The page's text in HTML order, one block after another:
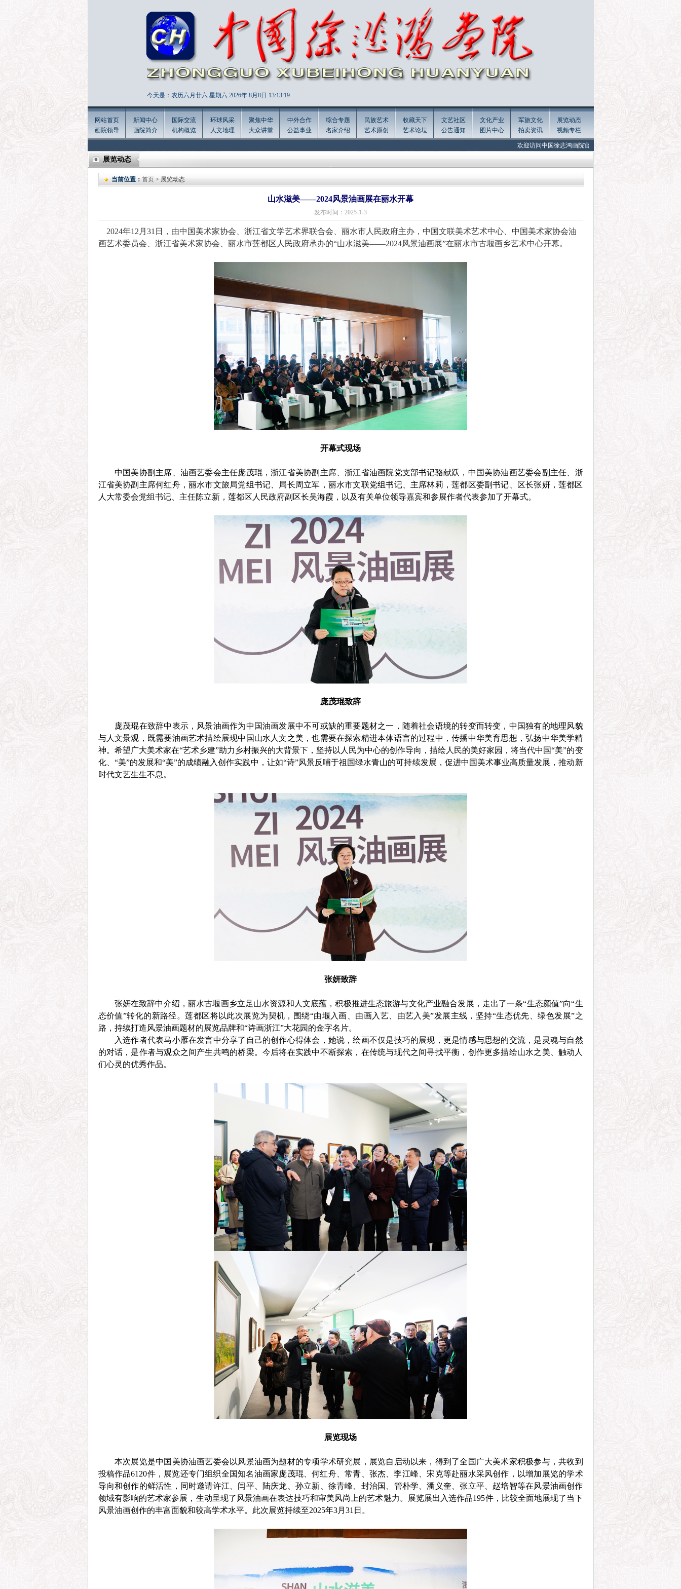
今天是：农历六月廿六 星期六 2026年 8月8日 13:13:21
网站首页
画院领导
新闻中心
画院简介
国际交流
机构概览
环球风采
人文地理
聚焦中华
大众讲堂
中外合作
公益事业
综合专题
名家介绍
民族艺术
艺术原创
收藏天下
艺术论坛
文艺社区
公告通知
文化产业
图片中心
军旅文化
拍卖资讯
展览动态
视频专栏
欢迎访问中国徐悲鸿画院官网! Welcome to the official website of Xu
展览动态
当前位置： 首页> 展览动态
山水滋美——2024风景油画展在丽水开幕
发布时间：2025-1-3
2024年12月31日，由中国美术家协会、浙江省文学艺术界联合会、丽水市人民政府主办，中国文联美术艺术中心、中国美术家协会油
画艺术委员会、浙江省美术家协会、丽水市莲都区人民政府承办的“山水滋美——2024风景油画展”在丽水市古堰画乡艺术中心开幕。
开幕式现场
中国美协副主席、油画艺委会主任庞茂琨，浙江省美协副主席、浙江省油画院党支部书记骆献跃，中国美协油画艺委会副主任、浙
江省美协副主席何红舟，丽水市文旅局党组书记、局长周立军，丽水市文联党组书记、主席林莉，莲都区委副书记、区长张妍，莲都区
人大常委会党组书记、主任陈立新，莲都区人民政府副区长吴海霞，以及有关单位领导嘉宾和参展作者代表参加了开幕式。
庞茂琨致辞
庞茂琨在致辞中表示，风景油画作为中国油画发展中不可或缺的重要题材之一，随着社会语境的转变而转变，中国独有的地理风貌
与人文景观，既需要油画艺术描绘展现中国山水人文之美，也需要在探索精进本体语言的过程中，传播中华美育思想，弘扬中华美学精
神。希望广大美术家在“艺术乡建”助力乡村振兴的大背景下，坚持以人民为中心的创作导向，描绘人民的美好家园，将当代中国“美”的变
化、“美”的发展和“美”的成绩融入创作实践中，让如“诗”风景反哺于祖国绿水青山的可持续发展，促进中国美术事业高质量发展，推动新
时代文艺生生不息。
张妍致辞
张妍在致辞中介绍，丽水古堰画乡立足山水资源和人文底蕴，积极推进生态旅游与文化产业融合发展，走出了一条“生态颜值”向“生
态价值”转化的新路径。莲都区将以此次展览为契机，围绕“由堰入画、由画入艺、由艺入美”发展主线，坚持“生态优先、绿色发展”之
路，持续打造风景油画题材的展览品牌和“诗画浙江”大花园的金字名片。
入选作者代表马小雁在发言中分享了自己的创作心得体会，她说，绘画不仅是技巧的展现，更是情感与思想的交流，是灵魂与自然
的对话，是作者与观众之间产生共鸣的桥梁。今后将在实践中不断探索，在传统与现代之间寻找平衡，创作更多描绘山水之美、触动人
们心灵的优秀作品。
展览现场
本次展览是中国美协油画艺委会以风景油画为题材的专项学术研究展，展览自启动以来，得到了全国广大美术家积极参与，共收到
投稿作品6120件，展览还专门组织全国知名油画家庞茂琨、何红舟、常青、张杰、李江峰、宋克等赴丽水采风创作，以增加展览的学术
导向和创作的鲜活性，同时邀请许江、闫平、陆庆龙、孙立新、徐青峰、封治国、管朴学、潘义奎、张立平、赵培智等在风景油画创作
领域有影响的艺术家参展，生动呈现了风景油画在表达技巧和审美风尚上的艺术魅力。展览展出入选作品195件，比较全面地展现了当下
风景油画创作的丰富面貌和较高学术水平。 此次展览持续至2025年3月31日。